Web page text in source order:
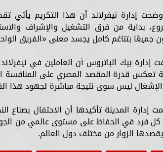
إدارة نيفرلاند أن هذا التكريم يأتي
بداية من فرق التشغيل والإشراف
جميعًا بتناغم كامل يجسد معنى «الفريق
إدارة بيك الباتروس أن العاملين في
تعكس قدرة المقصد المصري على المنافسة
ليس سوى نتيجة مباشرة لجهود هذا
إدارة المدينة تأكيدها أن الاحتفال بصناع
كل فرد في الحفاظ على مستوى عالمي من
الزوار من مختلف دول العالم.